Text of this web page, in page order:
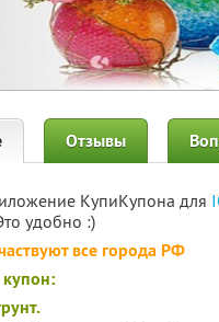
Отзывы
КупиКупона для
удобно :)
все города РФ